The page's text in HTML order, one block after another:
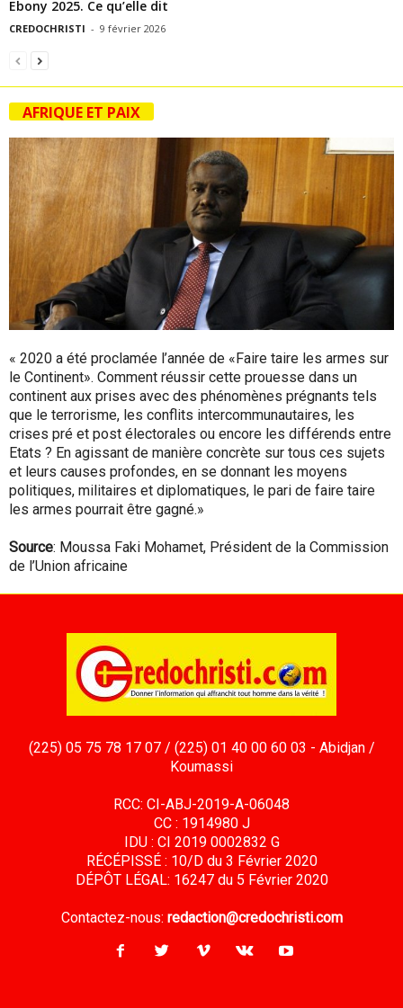
Ebony 2025. Ce qu’elle dit
CREDOCHRISTI - 9 février 2026
AFRIQUE ET PAIX
« 2020 a été proclamée l’année de «Faire taire les armes sur
le Continent». Comment réussir cette prouesse dans un
continent aux prises avec des phénomènes prégnants tels
que le terrorisme, les conflits intercommunautaires, les
crises pré et post électorales ou encore les différends entre
Etats ? En agissant de manière concrète sur tous ces sujets
et leurs causes profondes, en se donnant les moyens
politiques, militaires et diplomatiques, le pari de faire taire
les armes pourrait être gagné.»
Source: Moussa Faki Mohamet, Président de la Commission
de l’Union africaine
(225) 05 75 78 17 07 / (225) 01 40 00 60 03 - Abidjan /
Koumassi
RCC: CI-ABJ-2019-A-06048
CC : 1914980 J
IDU : CI 2019 0002832 G
RÉCÉPISSÉ : 10/D du 3 Février 2020
DÉPÔT LÉGAL: 16247 du 5 Février 2020
Contactez-nous: redaction@credochristi.com